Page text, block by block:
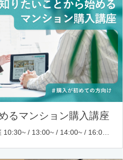
るマンション購入講座
木・金・土・日・祝日開催 10:30~ / 13:00~ / 14:00~ / 16:00~ / 17:00~/ 18:30~/ 19:30~